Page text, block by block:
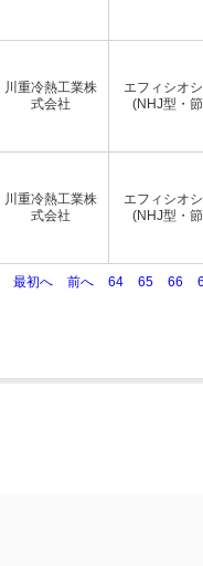
川重冷熱工業株
式会社
エフィシオ
(NHJ型・
川重冷熱工業株
式会社
エフィシオ
(NHJ型・
最初へ 前へ 64 65 66